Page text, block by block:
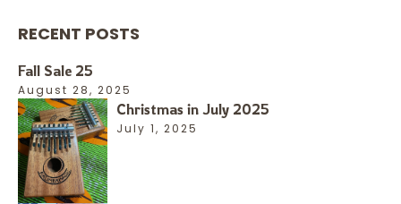
RECENT POSTS
Fall Sale 25
August 28, 2025
Christmas in July 2025
July 1, 2025